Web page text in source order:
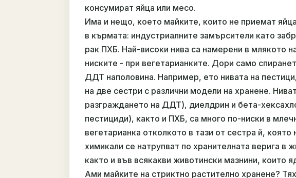
консумират яйца или месо.
Има и нещо, което майките, които не приемат
в кърмата: индустриалните замърсители като
рак ПХБ. Най-високи нива са намерени в млякото
ниските - при вегетарианките. Дори само
ДДТ наполовина. Например, ето нивата на
на две сестри с различни модели на хранене.
разграждането на ДДТ), диелдрин и бета-
пестициди), както и ПХБ, са много по-ниски в
вегетарианка отколкото в тази от сестра й,
химикали се натрупват по хранителната верига в
както и във всякакви животински мазнини, които
Ами майките на стриктно растително хранене?